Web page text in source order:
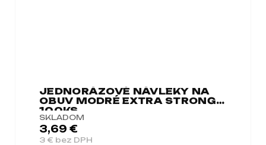
JEDNORÁZOVÉ NÁVLEKY NA
OBUV MODRÉ EXTRA STRONG
100KS
SKLADOM
3 € bez DPH
3,69 €